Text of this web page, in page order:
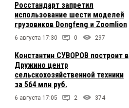
Росстандарт запретил
использование шести моделей
грузовиков Dongfeng и Zoomlion
6 августа 17:30 0 297
Константин СУВОРОВ построит в
Дружино центр
сельскохозяйственной техники
за 564 млн руб.
6 августа 17:05 2 374